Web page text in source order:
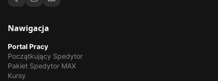
Nawigacja
Portal Pracy
Początkujący Spedytor
Pakiet Spedytor MAX
Kursy